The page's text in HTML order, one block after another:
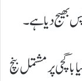
بھیج دیا ہے۔
پر مشتمل بنچ